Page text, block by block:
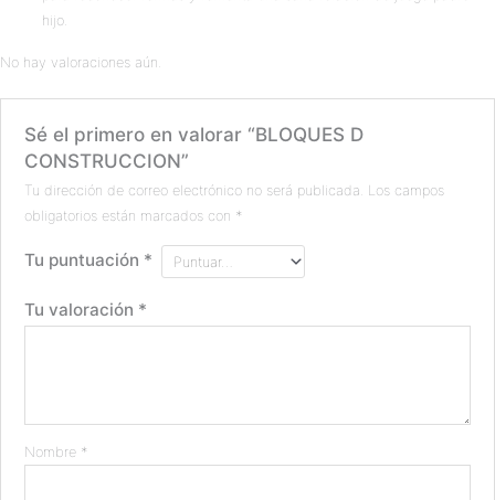
hijo.
No hay valoraciones aún.
Sé el primero en valorar “BLOQUES D
CONSTRUCCION”
Tu dirección de correo electrónico no será publicada. Los campos
obligatorios están marcados con *
Tu puntuación *
Tu valoración *
Nombre *